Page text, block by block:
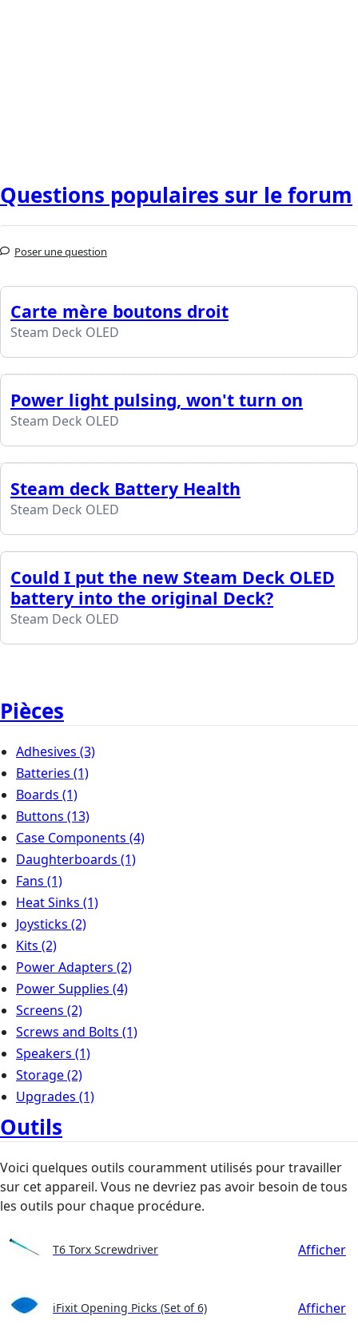
Questions populaires sur le forum
Poser une question
Carte mère boutons droit
Steam Deck OLED
Power light pulsing, won't turn on
Steam Deck OLED
Steam deck Battery Health
Steam Deck OLED
Could I put the new Steam Deck OLED
battery into the original Deck?
Steam Deck OLED
Pièces
Adhesives (3)
Batteries (1)
Boards (1)
Buttons (13)
Case Components (4)
Daughterboards (1)
Fans (1)
Heat Sinks (1)
Joysticks (2)
Kits (2)
Power Adapters (2)
Power Supplies (4)
Screens (2)
Screws and Bolts (1)
Speakers (1)
Storage(2)
Upgrades (1)
Outils
Voici quelques outils couramment utilisés pour travailler
sur cet appareil. Vous ne devriez pas avoir besoin de tous
les outils pour chaque procédure.
T6 Torx Screwdriver Afficher
iFixit Opening Picks (Set of 6) Afficher